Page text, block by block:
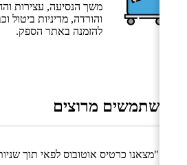
משך הנסיעה, עצירות
והורדה, מדיניות ביטול
להזמנה באתר הספק.
משתמשים מרוצים
"מצאנו כרטיס אוטובוס לפאי תוך